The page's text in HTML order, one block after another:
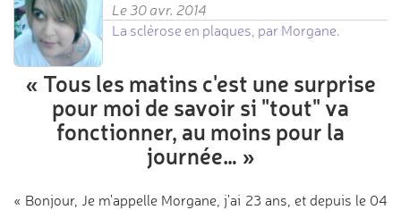
Le 30 avr. 2014
La sclérose en plaques, par Morgane.
« Tous les matins c'est une surprise
pour moi de savoir si "tout" va
fonctionner, au moins pour la
journée… »
« Bonjour, Je m'appelle Morgane, j'ai 23 ans, et depuis le 04